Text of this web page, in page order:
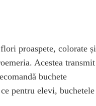
proaspete, colorate și
Acestea transmit
buchete
pentru elevi, buchetele